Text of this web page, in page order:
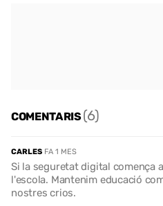
COMENTARIS(6)
CARLES FA 1 MES
Si la seguretat digital comença
l'escola. Mantenim educació
nostres crios.